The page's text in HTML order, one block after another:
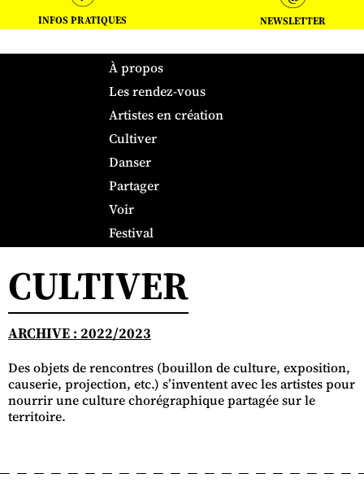
INFOS PRATIQUES NEWSLETTER
À propos
Les rendez-vous
Artistes en création
Cultiver
Danser
Partager
Voir
Festival
CULTIVER
ARCHIVE : 2022/2023
Des objets de rencontres (bouillon de culture, exposition,
causerie, projection, etc.) s’inventent avec les artistes pour
nourrir une culture chorégraphique partagée sur le
territoire.